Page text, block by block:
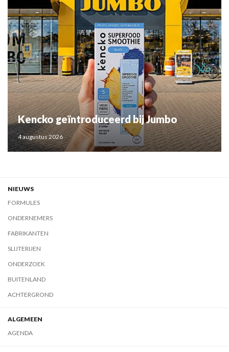
Kencko geïntroduceerd bij Jumbo
4 augustus 2026
NIEUWS
FORMULES
ONDERNEMERS
FABRIKANTEN
SLIJTERIJEN
ONDERZOEK
BUITENLAND
ACHTERGROND
ALGEMEEN
AGENDA